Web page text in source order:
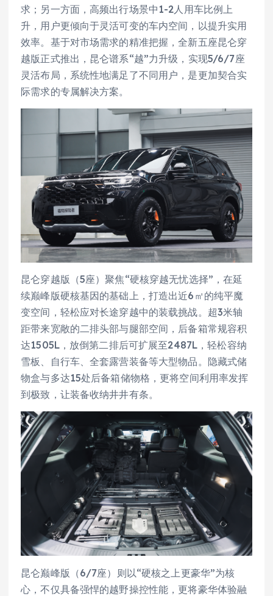
求；另一方面，高频出行场景中1-2人用车比例上
升，用户更倾向于灵活可变的车内空间，以提升实用
效率。基于对市场需求的精准把握，全新五座昆仑穿
越版正式推出，昆仑谱系“越”力升级，实现5/6/7座
灵活布局，系统性地满足了不同用户，是更加契合实
际需求的专属解决方案。
昆仑穿越版（5座）聚焦“硬核穿越无忧选择”，在延
续巅峰版硬核基因的基础上，打造出近6㎡的纯平魔
变空间，轻松应对长途穿越中的装载挑战。超3米轴
距带来宽敞的二排头部与腿部空间，后备箱常规容积
达1505L，放倒第二排后可扩展至2487L，轻松容纳
雪板、自行车、全套露营装备等大型物品。隐藏式储
物盒与多达15处后备箱储物格，更将空间利用率发挥
到极致，让装备收纳井井有条。
昆仑巅峰版（6/7座）则以“硬核之上更豪华”为核
心，不仅具备强悍的越野操控性能，更将豪华体验融